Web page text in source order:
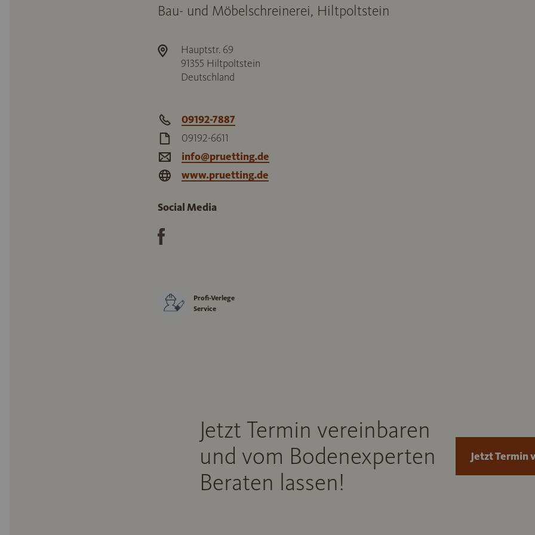
Bau- und Möbelschreinerei, Hiltpoltstein
Hauptstr. 69
91355 Hiltpoltstein
Deutschland
09192-7887
09192-6611
info@pruetting.de
www.pruetting.de
Social Media
Profi-Verlege
Service
Jetzt Termin vereinbaren
und vom Bodenexperten
Beraten lassen!
Jetzt Termin